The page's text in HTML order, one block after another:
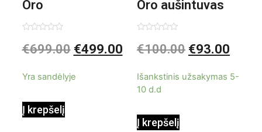
Oro
kondicionierius
0
iš
€699.00 €499.00
Yra sandėlyje
Į krepšelį
Oro aušintuvas
be ašmenų 3in1
0
iš
€100.00 €93.00
Išankstinis užsakymas 5-
10 d.d
Į krepšelį